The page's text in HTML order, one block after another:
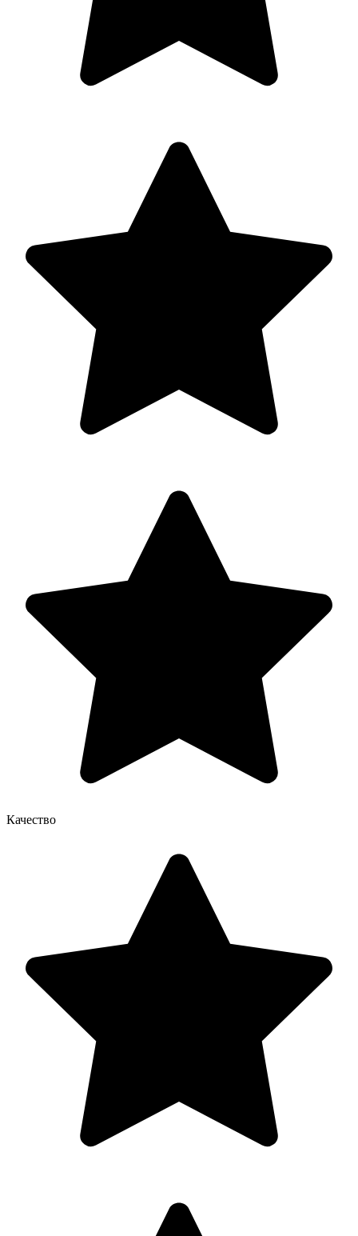
Качество